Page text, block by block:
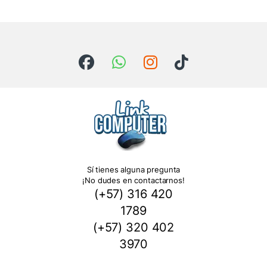
Sí tienes alguna pregunta
¡No dudes en contactarnos!
(+57) 316 420
1789
(+57) 320 402
3970